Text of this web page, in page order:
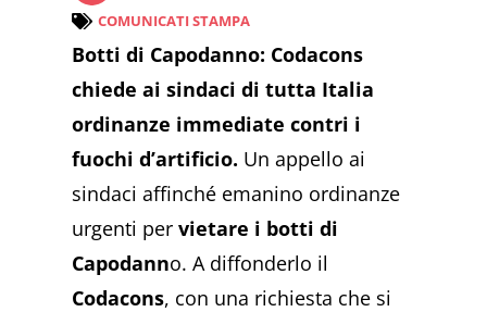
COMUNICATI STAMPA
Botti di Capodanno: Codacons
chiede ai sindaci di tutta Italia
ordinanze immediate contri i
fuochi d’artificio. Un appello ai
sindaci affinché emanino ordinanze
urgenti pervietare i botti di
Capodanno. A diffonderlo il
Codacons, con una richiesta che si